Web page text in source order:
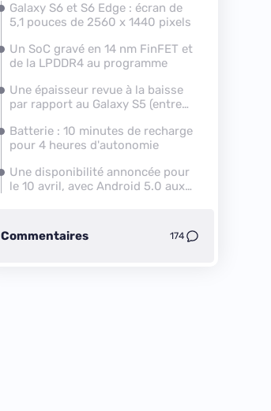
Galaxy S6 et S6 Edge : écran de
5,1 pouces de 2560 x 1440 pixels
Un SoC gravé en 14 nm FinFET et
de la LPDDR4 au programme
Une épaisseur revue à la baisse
par rapport au Galaxy S5 (entre
Batterie : 10 minutes de recharge
pour 4 heures d'autonomie
Une disponibilité annoncée pour
le 10 avril, avec Android 5.0 aux
Commentaires 174